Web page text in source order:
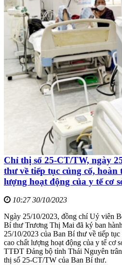
Chỉ thị số 25-CT/TW, ngày
thư về tiếp tục củng cố, hoàn
lượng hoạt động của y tế cơ
10:27 30/10/2023
Ngày 25/10/2023, đồng chí Uỷ viên
Bí thư Trương Thị Mai đã ký ban
25/10/2023 của Ban Bí thư về tiếp
cao chất lượng hoạt động của y tế cơ
TTĐT Đảng bộ tỉnh Thái Nguyên
thị số 25-CT/TW của Ban Bí thư.